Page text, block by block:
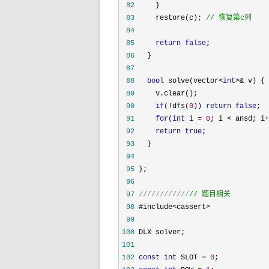
82
83
     restore(c);
// 恢复第c列
84
85
return false
86
87
88
bool solve(vector<int>&
89
90
if(!dfs(0 )) return false
91
for(int i = 0; i < ansd;
92
return true
93
94
95
96
97 ////////////// 题目相关
98
99
100
101
102 const int SLOT = 0